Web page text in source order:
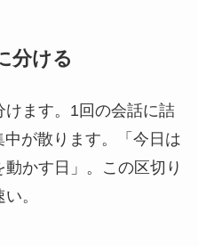
分ける
ます。1回の会話に詰
が散ります。「今日は
かす日」。この区切り
。